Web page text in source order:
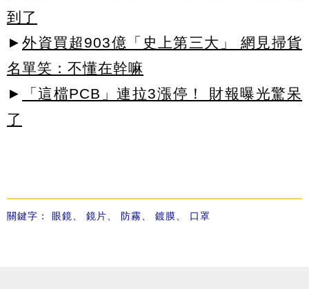
到了
► 外資買超903億「史上第三大」 網見掃貨
名單笑：不懂在幹嘛
►
「這檔PCB」連拉3漲停！ 財報曝光驚呆
了
關鍵字： 眼鏡 鏡片 防霧 鍍膜 口罩